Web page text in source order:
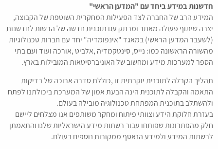
חדשנות במידע ביחד עם "המדען הראשי"
המידע הרב של החברה לצד הפעילות המחקרית השוטפת של הקבוצה,
יצרה שיתוף פעולה מאתר ומרתק עם תוכנית חדשה של הרשות לחדשנות
(לשעבר המדען הראשי) במאגד "אינפומדיה" יחד עם חברות טכנולוגיות
מהשורה הראשונה כמו: נייס, סינטקמדיה ,אלביט ,אורכה ועוד ועם בתי
הספר למערכות מידע ומחשוב של האוניברסיטאות המובילות בארץ.
תהליך הקבלה לתוכנית יוקרתית זו ,כוללת סדרה ארוכה של בדיקות
התאמה והקבלה לתוכנית הינה הבעת אמון של המערכת ביכולתנו לפתח
ולהשתלב בתוכנית המפתחת טכנולוגיה מובילה בעולם.
בעזרת חלוקת הידע וצוותי פיתוח ומחקר משותפים אנו מצלחים ליישם
חלק מהפתרונות שפותחו עבור רשתות מידע הישראליות שלנו והתאמתן
לרשתות המידע ולמידע הנאסף ממקורות נוספים בעולם.